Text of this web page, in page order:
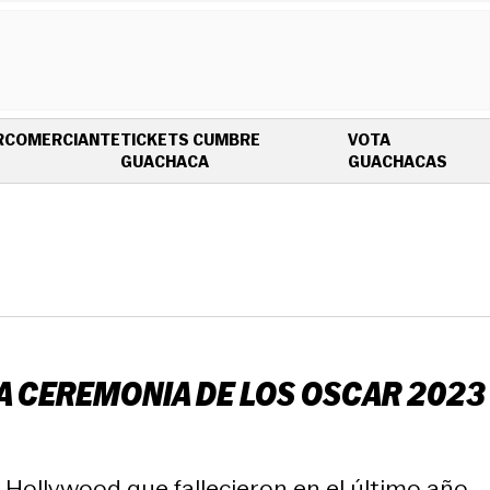
COMERCIANTETICKETS CUMBRE
GUACHACAOPENS IN NEW WINDOW
VOTA
GUACHACAS
CEREMONIA DE LOS OSCAR 2023